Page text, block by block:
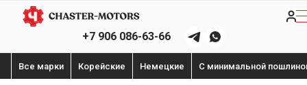
+7 906 086-63-66
Все марки Корейские Немецкие С минимальной